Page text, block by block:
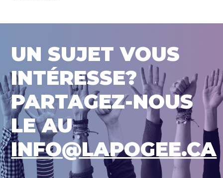
UN SUJET VOUS
INTÉRESSE?
PARTAGEZ-NOUS
LE AU
INFO@LAPOGEE.CA